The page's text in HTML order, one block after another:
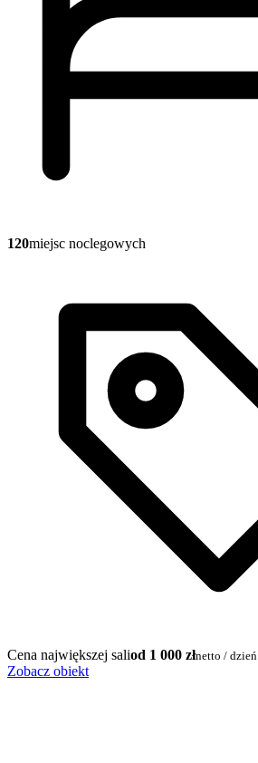
120miejsc noclegowych
Cena największej saliod 1 000 złnetto / dzień
Zobacz obiekt